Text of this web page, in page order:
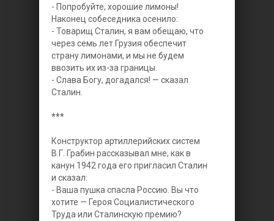
- Попробуйте, хорошие лимоны!
Наконец собеседника осенило:
- Товарищ Сталин, я вам обещаю, что
через семь лет Грузия обеспечит
страну лимонами, и мы не будем
ввозить их из-за границы.
- Слава Богу, догадался! — сказал
Сталин.
***
Конструктор артиллерийских систем
В.Г. Грабин рассказывал мне, как в
канун 1942 года его пригласил Сталин
и сказал:
- Ваша пушка спасла Россию. Вы что
хотите — Героя Социалистического
Труда или Сталинскую премию?